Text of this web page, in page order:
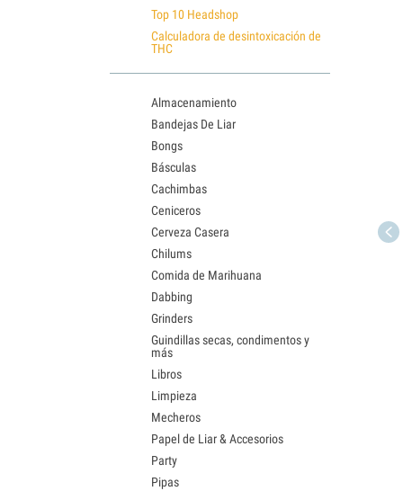
Top 10 Headshop
Calculadora de desintoxicación de
THC
Almacenamiento
Bandejas De Liar
Bongs
Básculas
Cachimbas
Ceniceros
Cerveza Casera
Chilums
Comida de Marihuana
Dabbing
Grinders
Guindillas secas, condimentos y
más
Libros
Limpieza
Mecheros
Papel de Liar & Accesorios
Party
Pipas